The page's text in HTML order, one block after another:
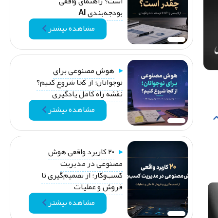
بودجه‌بندی AI
مشاهده بیشتر
هوش مصنوعی برای
نوجوانان؛ از کجا شروع کنیم؟
نقشه راه کامل یادگیری
مشاهده بیشتر
۲۰ کاربرد واقعی هوش
مصنوعی در مدیریت
کسب‌وکار؛ از تصمیم‌گیری تا
فروش و عملیات
مشاهده بیشتر